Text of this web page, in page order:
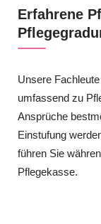
Erfahrene
Unsere
umfassend zu
Ansprüche
Einstufung
führen Sie
Pflegekasse.